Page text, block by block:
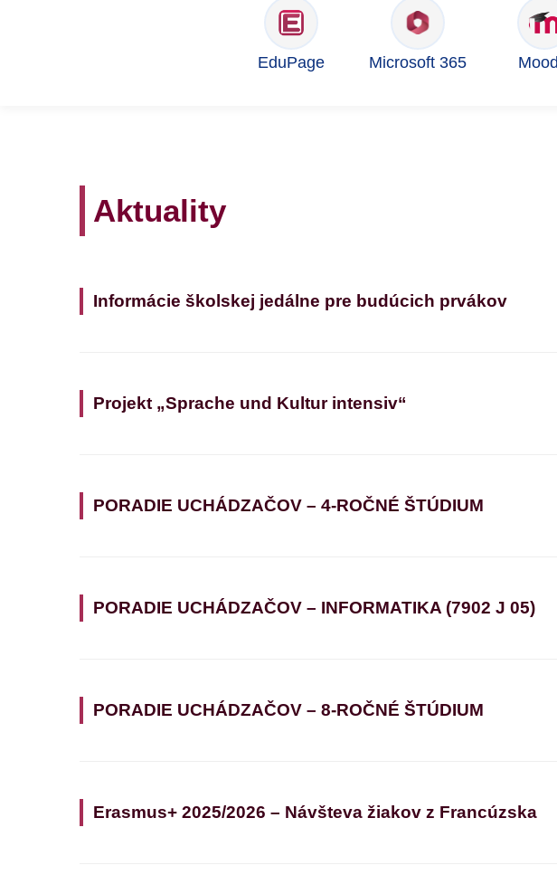
EduPage Microsoft 365
Aktuality
Informácie školskej jedálne pre budúcich prvákov
Projekt „Sprache und Kultur intensiv“
PORADIE UCHÁDZAČOV – 4-ROČNÉ ŠTÚDIUM
PORADIE UCHÁDZAČOV – INFORMATIKA (7902 J 05)
PORADIE UCHÁDZAČOV – 8-ROČNÉ ŠTÚDIUM
Erasmus+ 2025/2026 – Návšteva žiakov z Francúzska